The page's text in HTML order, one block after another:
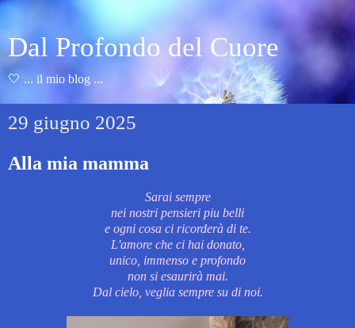
Dal Profondo del Cuore
🤍 ... il mio blog ...
29 giugno 2025
Alla mia mamma
Sarai sempre
nei nostri pensieri piu belli
e ogni cosa ci ricorderà di te.
L'amore che ci hai donato,
unico, immenso e profondo
non si esaurirà mai.
Dal cielo, veglia sempre su di noi.